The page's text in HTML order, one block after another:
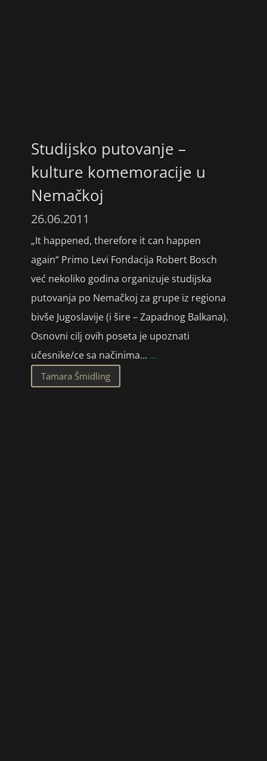
Studijsko putovanje –
kulture komemoracije u
Nemačkoj
26.06.2011
„It happened, therefore it can happen
again“ Primo Levi Fondacija Robert Bosch
već nekoliko godina organizuje studijska
putovanja po Nemačkoj za grupe iz regiona
bivše Jugoslavije (i šire – Zapadnog Balkana).
Osnovni cilj ovih poseta je upoznati
učesnike/ce sa načinima… ...
Tamara Šmidling